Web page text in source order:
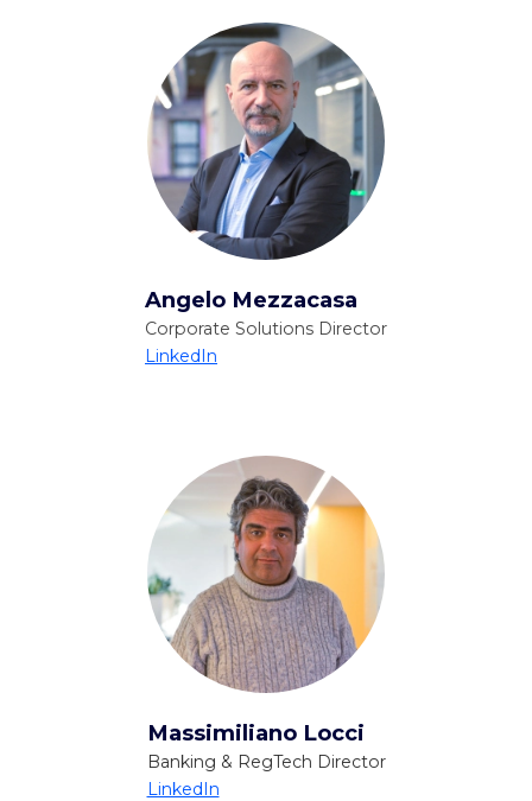
Angelo Mezzacasa
Corporate Solutions Director
LinkedIn
Massimiliano Locci
Banking & RegTech Director
LinkedIn